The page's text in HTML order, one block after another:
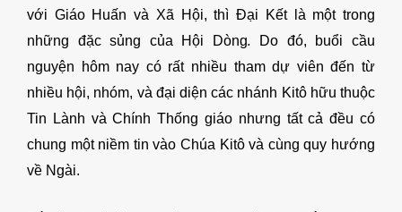
với Giáo Huấn và Xã Hội, thì Đại Kết là một trong
những đặc sủng của Hội Dòng.
Do đó, buổi cầu
nguyện hôm nay có rất nhiều tham dự viên đến từ
nhiều hội, nhóm, và đại diện các nhánh Kitô hữu thuộc
Tin Lành và Chính Thống giáo nhưng tất cả đều có
chung một niềm tin vào Chúa Kitô và cùng quy hướng
về Ngài.